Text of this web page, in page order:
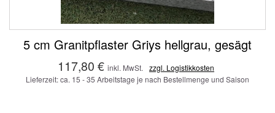
5 cm Granitpflaster Griys hellgrau, gesägt
117,80 € inkl. MwSt.
zzgl. Logistikkosten
Lieferzeit: ca. 15 - 35 Arbeitstage je nach Bestellmenge und Saison